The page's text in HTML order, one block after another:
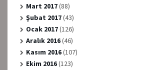
Mart 2017(88)
Şubat 2017(43)
Ocak 2017(126)
Aralık 2016(46)
Kasım 2016(107)
Ekim 2016(123)